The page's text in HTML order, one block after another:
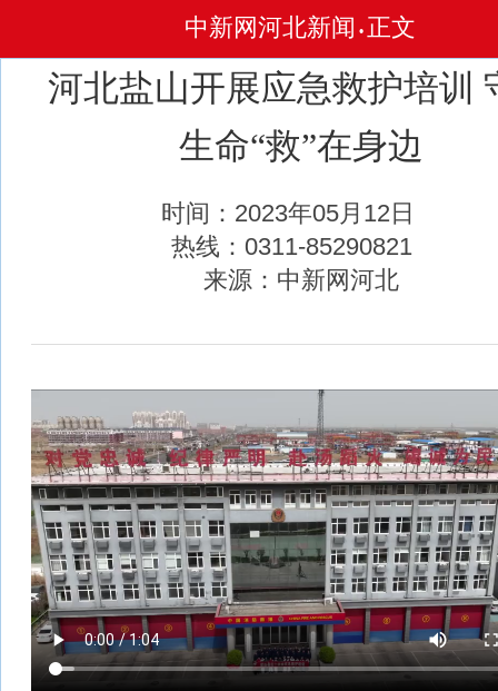
中新网河北新闻 • 正文
河北盐山开展应急救护培训
生命“救”在身边
时间：2023年05月12日
热线：0311-85290821
来源：中新网河北